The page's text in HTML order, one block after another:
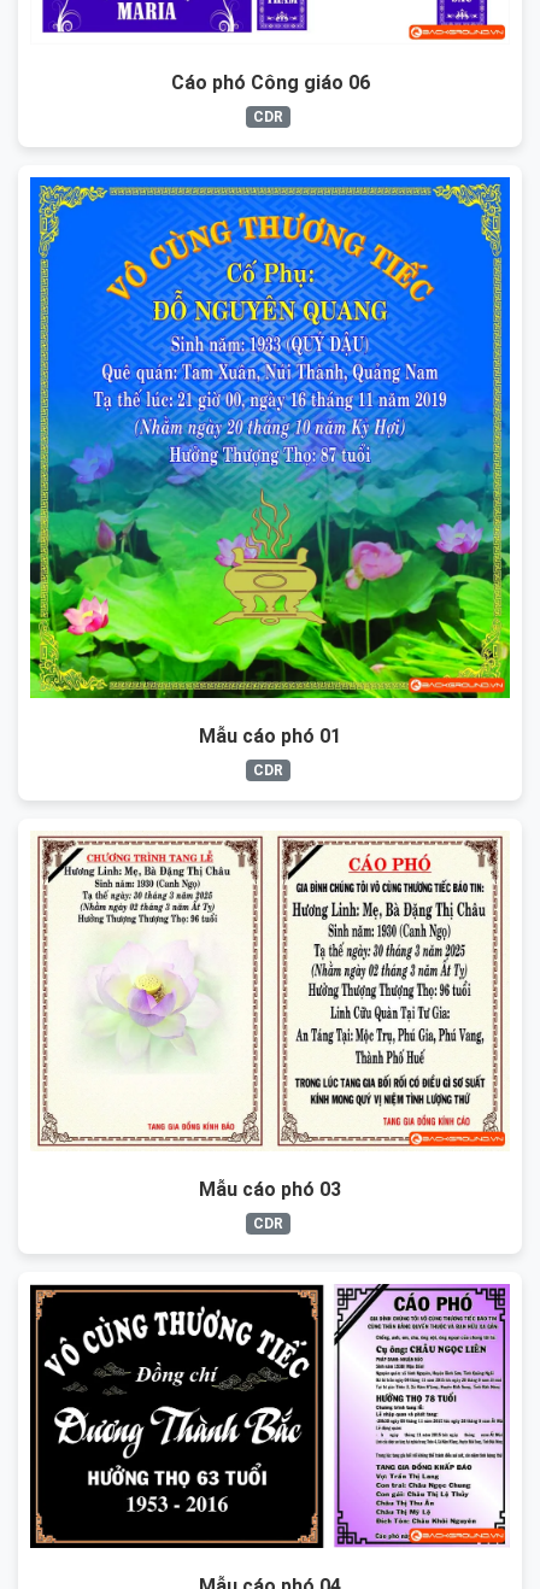
Cáo phó Công giáo 06
CDR
Mẫu cáo phó 01
CDR
Mẫu cáo phó 03
CDR